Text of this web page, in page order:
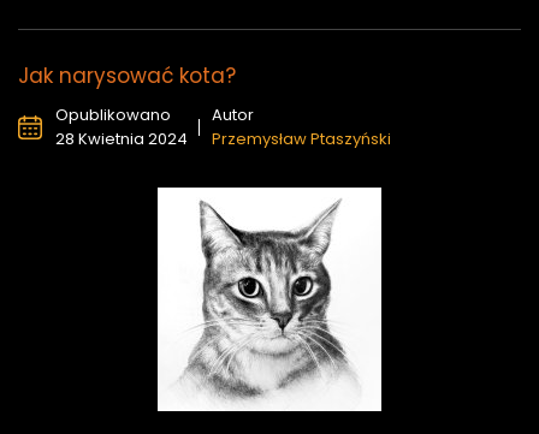
Jak narysować kota?
Opublikowano
28 Kwietnia 2024
Autor
Przemysław Ptaszyński